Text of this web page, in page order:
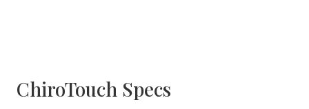
ChiroTouch Specs